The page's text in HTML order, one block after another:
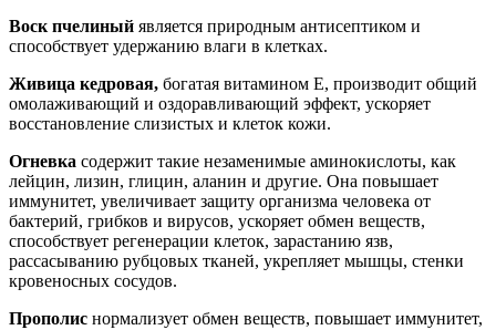
Воск пчелиный является природным антисептиком и
способствует удержанию влаги в клетках.
Живица кедровая, богатая витамином Е, производит общий
омолаживающий и оздоравливающий эффект, ускоряет
восстановление слизистых и клеток кожи.
Огневка содержит такие незаменимые аминокислоты, как
лейцин, лизин, глицин, аланин и другие. Она повышает
иммунитет, увеличивает защиту организма человека от
бактерий, грибков и вирусов, ускоряет обмен веществ,
способствует регенерации клеток, зарастанию язв,
рассасыванию рубцовых тканей, укрепляет мышцы, стенки
кровеносных сосудов.
Прополис нормализует обмен веществ, повышает иммунитет,